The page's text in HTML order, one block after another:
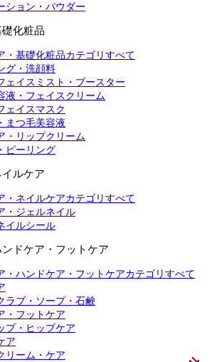
ション・パウダー
化粧品
・基礎化粧品カテゴリすべて
グ・洗顔料
ェイスミスト・ブースター
液・フェイスクリーム
ェイスマスク
まつ毛美容液
・リップクリーム
ピーリング
ルケア
・ネイルケアカテゴリすべて
・ジェルネイル
イルシール
ドケア・フットケア
・ハンドケア・フットケアカテゴリすべて
ラブ・ソープ・石鹸
・フットケア
プ・ヒップケア
ア
リーム・ケア